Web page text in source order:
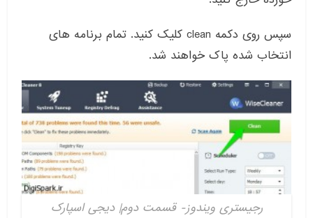
سپس روی دکمه clean کلیک کنید. تمام برنامه های
انتخاب شده پاک خواهند شد.
رجیستری ویندوز- قسمت دوم| دیجی اسپارک